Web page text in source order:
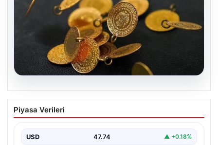
Altın fiyatları canlı 13 Nisan 2026: Altın
fiyatları ne kadar oldu? Gram, çeyrek,
fiyatları
Piyasa Verileri
USD 47.74 ▲ +0.18%